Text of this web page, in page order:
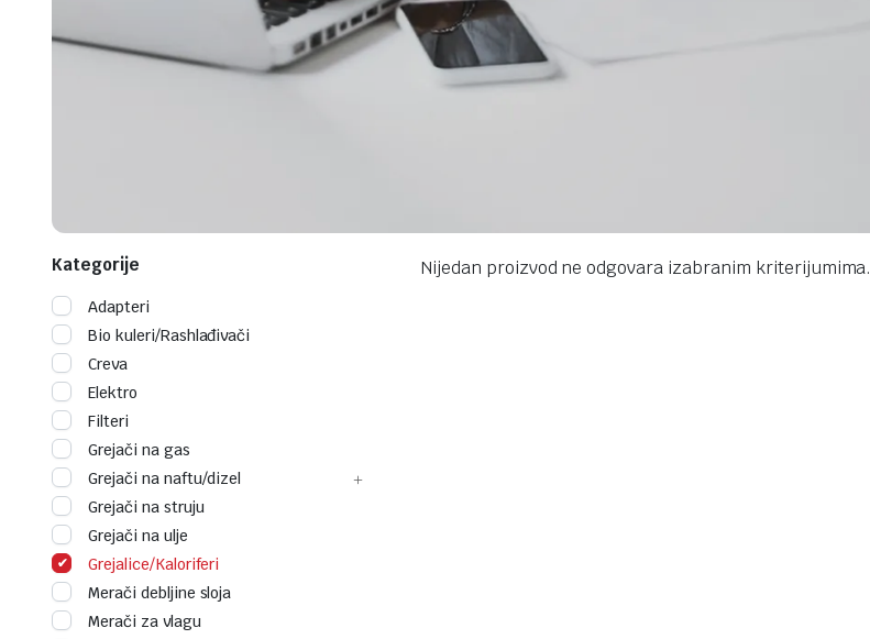
Nijedan proizvod ne odgovara izabranim kriterijumima.
Kategorije
Adapteri
Bio kuleri/Rashlađivači
Creva
Elektro
Filteri
Grejači na gas
Grejači na naftu/dizel
Grejači na struju
Grejači na ulje
Grejalice/Kaloriferi
Merači debljine sloja
Merači za vlagu